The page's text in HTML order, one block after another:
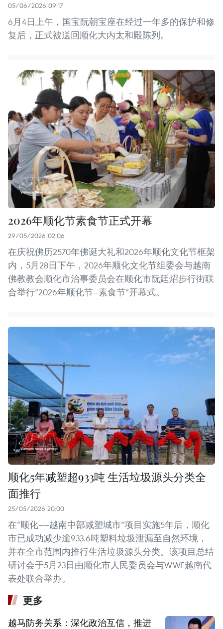
05/06/2026 09:17
6月4日上午，国宝阮朝宝座在经过一年多的保护和修
复后，正式被送回顺化大内太和殿陈列。
2026年顺化节素食节正式开幕
29/05/2026 02:06
在庆祝佛历2570年佛诞大礼和2026年顺化文化节框架
内，5月28日下午，2026年顺化文化节组委会与越南
佛教教会顺化市治事委员会在顺化市阮廷炤步行街联
合举行“2026年顺化节—素食节”开幕式。
顺化5年减塑超933吨 生活垃圾源头分类全
面推行
25/05/2026 20:00
在“顺化——越南中部减塑城市”项目实施5年后，顺化
市已成功减少逾933.6吨塑料垃圾泄漏至自然环境，
并在全市范围内推行生活垃圾源头分类。该项目总结
研讨会于5月23日由顺化市人民委员会与WWF越南代
表处联合举办。
更多
越马防务关系：深化政治互信，推进